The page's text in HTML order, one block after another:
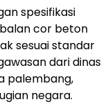
spesifikasi
cor beton
sesuai standar
dari dinas
palembang,
negara.